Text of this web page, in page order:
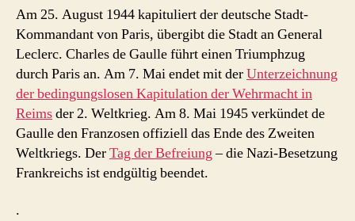
Am 25. August 1944 kapituliert der deutsche Stadt-
Kommandant von Paris, übergibt die Stadt an General
Leclerc. Charles de Gaulle führt einen Triumphzug
durch Paris an. Am 7. Mai endet mit derUnterzeichnung
der bedingungslosen Kapitulation der Wehrmacht in
Reimsder 2. Weltkrieg. Am 8. Mai 1945 verkündet de
Gaulle den Franzosen offiziell das Ende des Zweiten
Weltkriegs. DerTag der Befreiung– die Nazi-Besetzung
Frankreichs ist endgültig beendet.
.